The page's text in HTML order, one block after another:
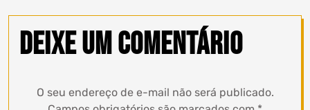
Deixe um comentário
O seu endereço de e-mail não será publicado.